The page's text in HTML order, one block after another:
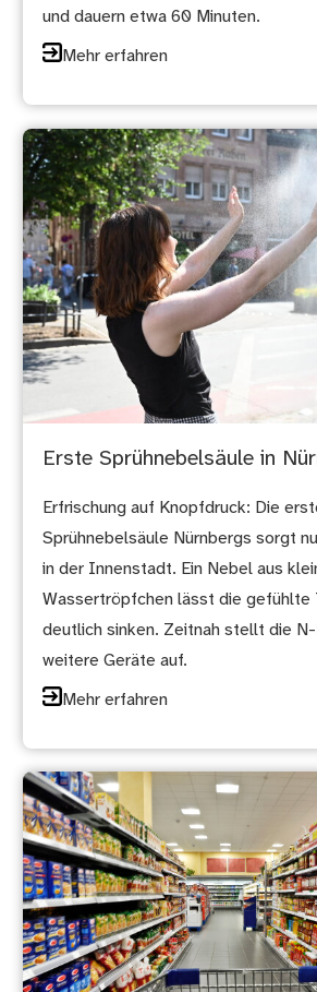
und dauern etwa 60 Minuten.
Mehr erfahren
Erste Sprühnebelsäule in
Erfrischung auf Knopfdruck: Die
Sprühnebelsäule Nürnbergs sorgt
in der Innenstadt. Ein Nebel aus
Wassertröpfchen lässt die gefühlte
deutlich sinken. Zeitnah stellt die
weitere Geräte auf.
Mehr erfahren